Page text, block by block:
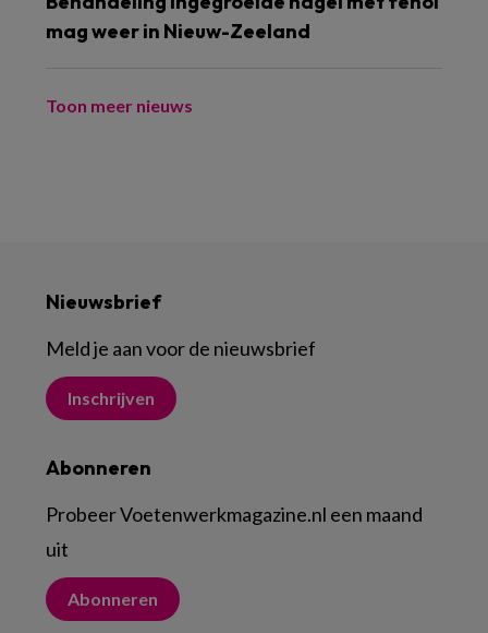
mag weer in Nieuw-Zeeland
Toon meer nieuws
Nieuwsbrief
Meld je aan voor de nieuwsbrief
Inschrijven
Abonneren
Probeer Voetenwerkmagazine.nl een maand
uit
Abonneren